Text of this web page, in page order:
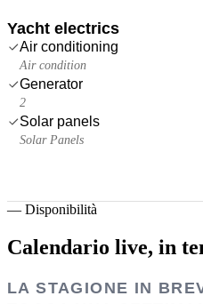
Yacht electrics
Air conditioning
Air condition
Generator
2
Solar panels
Solar Panels
— Disponibilità
Calendario live, in
LA STAGIONE IN